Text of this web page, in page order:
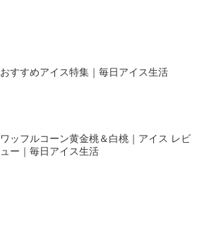
おすすめアイス特集｜毎日アイス生活
ワッフルコーン黄金桃＆白桃｜アイス レビ
ュー｜毎日アイス生活